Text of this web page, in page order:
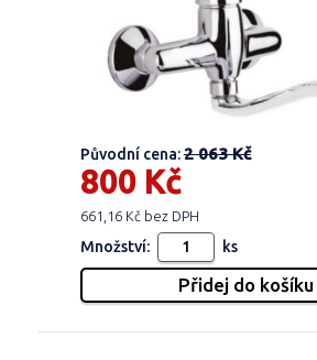
Původní cena:2 063 Kč
800 Kč
661,16 Kč bez DPH
Množství: ks